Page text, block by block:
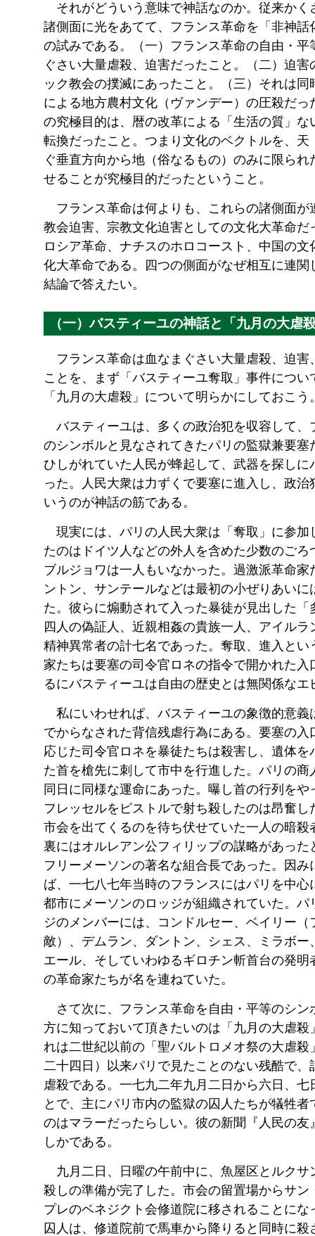
それがどういう意味で神話なのか。従来かく
諸側面に光をあてて、フランス革命を「非神話
の試みである。（一）フランス革命の自由・平
ぐさい大量虐殺、迫害だったこと。（二）迫
ック教会の撲滅にあったこと。（三）それは同
による地方農村文化（ヴァンデー）の圧殺だっ
の究極目的は、暦の改革による「生活の質」な
転換だったこと。つまり文化のベクトルを、天
ぐ垂直方向から地（俗なるもの）のみに限ら
せることが究極目的だったということ。
フランス革命は何よりも、これらの諸側面が
教会迫害、宗教文化迫害としての文化大革命だ
ロシア革命、ナチスのホロコースト、中国の文
化大革命である。四つの側面がなぜ相互に連関
結論で答えたい。
（一）バスティーユの神話と「九月の大虐
フランス革命は血なまぐさい大量虐殺、迫害
ことを、まず「バスティーユ奪取」事件につい
「九月の大虐殺」について明らかにしておこう
バスティーユは、多くの政治犯を収容して、
のシンボルと見なされてきたパリの監獄兼要塞
ひしがれていた人民が蜂起して、武器を探しに
った。人民大衆は力ずくで要塞に進入し、政治
いうのが神話の筋である。
現実には、パリの人民大衆は「奪取」に参加
たのはドイツ人などの外人を含めた少数のごろ
ブルジョワは一人もいなかった。過激派革命家
ントン、サンテールなどは最初の小ぜりあいに
た。彼らに煽動されて入った暴徒が見出した「
四人の偽証人、近親相姦の貴族一人、アイルラ
精神異常者の計七名であった。奪取、進入とい
家たちは要塞の司令官ロネの指令で開かれた入
るにバスティーユは自由の歴史とは無関係なエ
私にいわせれぱ、バスティーユの象徴的意義
でからなされた背信残虐行為にある。要塞の入
応じた司令官ロネを暴徒たちは殺害し、遺体を
た首を槍先に刺して市中を行進した。パリの商
同日に同様な運命にあった。曝し首の行列をや
フレッセルをピストルで射ち殺したのは昂奮し
市会を出てくるのを待ち伏せていた一人の暗殺
裏にはオルレアン公フィリップの謀略があった
フリーメーソンの著名な組合長であった。
因み
ば、一七八七年当時のフランスにはパリを中心
都市にメーソンのロッジが組織されていた。パ
ジのメンバーには、コンドルセー、ベイリー（
敵）、デムラン、ダントン、シェス、ミラボー
エール、そしていわゆるギロチン斬首台の発明
の革命家たちが名を連ねていた。
さて次に、フランス革命を自由・平等のシン
方に知っておいて頂きたいのは「九月の大虐殺
れは二世紀以前の「聖バルトロメオ祭の大虐殺
二十四日）以来パリで見たことのない残酷で、
虐殺である。一七九二年九月二日から六日、七
とで、主にパリ市内の監獄の囚人たちが犠牲者
のはマラーだったらしい。彼の新聞『人民の友
しかである。
九月二日、日曜の午前中に、魚屋区とルクサ
殺しの準備が完了した。市会の留置場からサン
プレのベネジクト会修道院に移されることにな
囚人は、修道院前で馬車から降りると同時に殺